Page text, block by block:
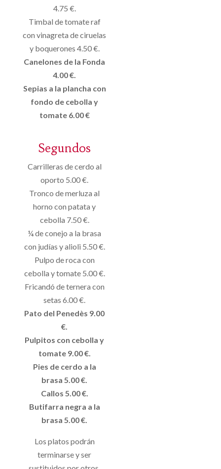
4.75 €.
Timbal de tomate raf
con vinagreta de ciruelas
y boquerones 4.50 €.
Canelones de la Fonda
4.00 €.
Sepias a la plancha con
fondo de cebolla y
tomate 6.00 €
Segundos
Carrilleras de cerdo al
oporto 5.00 €.
Tronco de merluza al
horno con patata y
cebolla 7.50 €.
¼ de conejo a la brasa
con judías y alioli 5.50 €.
Pulpo de roca con
cebolla y tomate 5.00 €.
Fricandó de ternera con
setas 6.00 €.
Pato del Penedès 9.00
€.
Pulpitos con cebolla y
tomate 9.00 €.
Pies de cerdo a la
brasa 5.00 €.
Callos 5.00 €.
Butifarra negra a la
brasa 5.00 €.
Los platos podrán
terminarse y ser